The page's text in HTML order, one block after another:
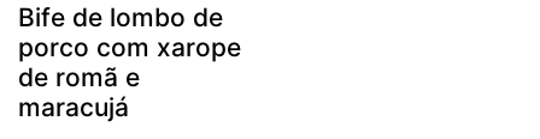
Bife de lombo de
porco com xarope
de romã e
maracujá